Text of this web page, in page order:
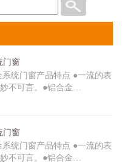
门窗
统门窗产品特点 ●一流的表
不可言。●铝合金…
门窗
统门窗产品特点 ●一流的表
不可言。●铝合金…